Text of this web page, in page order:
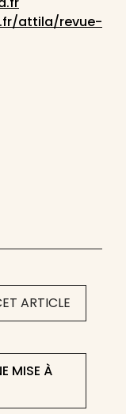
attila/revue-
ARTICLE
MISE À